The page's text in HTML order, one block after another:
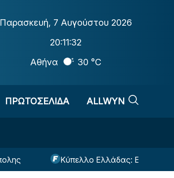
Παρασκευή, 7 Αυγούστου 2026
20:11:33
Αθήνα
30 °C
ΠΡΩΤΟΣΕΛΙΔΑ ALLWYN
Κύπελλο Ελλάδας: Εκεί θα γίνει το